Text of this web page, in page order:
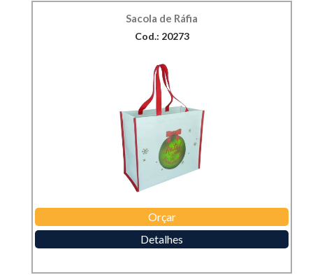
Sacola de Ráfia
Cod.: 20273
Orçar
Detalhes